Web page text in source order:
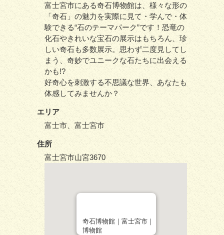
富士宮市にある奇石博物館は、様々な形の
「奇石」の魅力を実際に見て・学んで・体
験できる“石のテーマパーク”です！恐竜の
化石やきれいな宝石の展示はもちろん、珍
しい奇石も多数展示。思わず二度見してし
まう、奇妙でユニークな石たちに出会える
かも!?
好奇心を刺激する不思議な世界、あなたも
体感してみませんか？
エリア
富士市、富士宮市
住所
富士宮市山宮3670
奇石博物館｜富士宮市｜
博物館